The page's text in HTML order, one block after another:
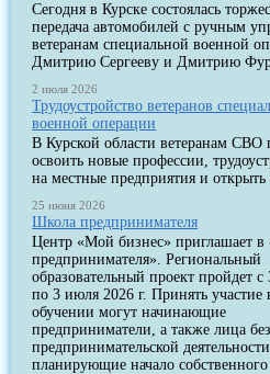
Сегодня в Курске состоялась
передача автомобилей с ручным
ветеранам специальной военной
Дмитрию Сергееву и Дмитрию
2 июля 2026
Трудоустройство ветеранов
военной операции
В Курской области ветеранам СВО
освоить новые профессии,
на местные предприятия и открыть
25 июня 2026
Школа предпринимателя
Центр «Мой бизнес» приглашает
предпринимателя». Региональный
образовательный проект пройдет
по 3 июля 2026 г. Принять участие
обучении могут начинающие
предприниматели, а также лица
предпринимательской
планирующие начало собственного